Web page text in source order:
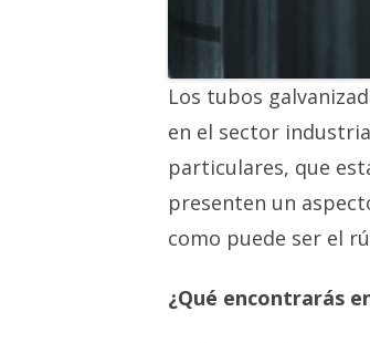
Los tubos
en el sector
particulares, que
presenten un
como puede ser el
¿Qué encontrarás